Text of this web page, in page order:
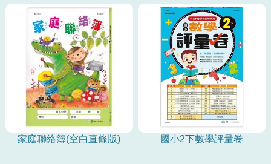
家庭聯絡簿(空白直條版) 國小2下數學評量卷